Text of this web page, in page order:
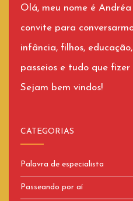
Olá, meu nome é
convite para
infância, filhos,
passeios e tudo que
Sejam bem vindos!
CATEGORIAS
Palavra de especialista
Passeando por aí